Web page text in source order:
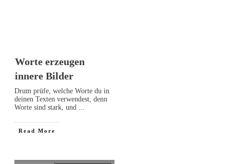
Worte erzeugen
innere Bilder
Drum prüfe, welche Worte du in
deinen Texten verwendest, denn
Worte sind stark, und
Read More